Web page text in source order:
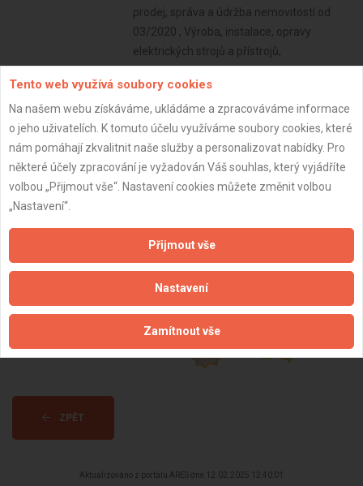
prodej, správa a údržba nemovitostí od
03/2020 , Výroba, instalace, opravy
elektrických strojů a přístrojů,
zařízení od 11/2019
Firma s.r.o.
DPH: Neplátce
Věk: 34 let
Datum registrace:
Dostupnost:
ZPĚT
Aktualizováno z portálu ARES dne 12.02.2025 12:40:01
Tento web využívá soubory cookies
Na našem webu získáváme, ukládáme a zpracováváme informace
o jeho uživatelích. K tomuto účelu využíváme soubory cookies, které
nám pomáhají zkvalitnit naše služby a personalizovat nabídky. Pro
některé účely zpracování je vyžadován Váš souhlas, který vyjádříte
volbou „Přijmout vše“. Nastavení cookies můžete změnit volbou
„Nastavení“.
Přijmout vše
Nastavení
Zamítnout vše